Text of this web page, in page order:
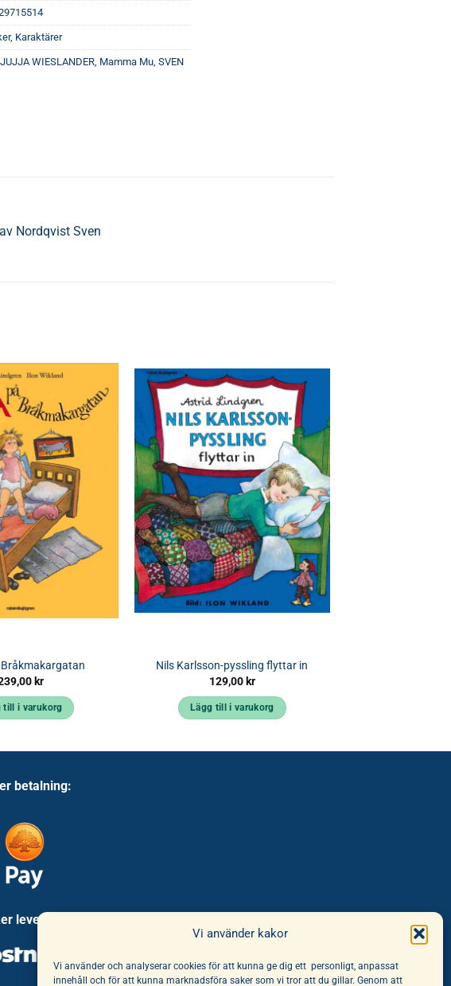
Vi använder kakor
Vi använder och analyserar cookies för att kunna ge dig ett personligt, anpassat
innehåll och för att kunna marknadsföra saker som vi tror att du gillar. Genom att
, Karaktärer
JUJJA WIESLANDER Mamma Mu SVEN
Nordqvist Sven
kr
till i varukorg
Nils Karlsson-pyssling flyttar in
129,00 kr
Lägg till i varukorg
betalning:
leverans: